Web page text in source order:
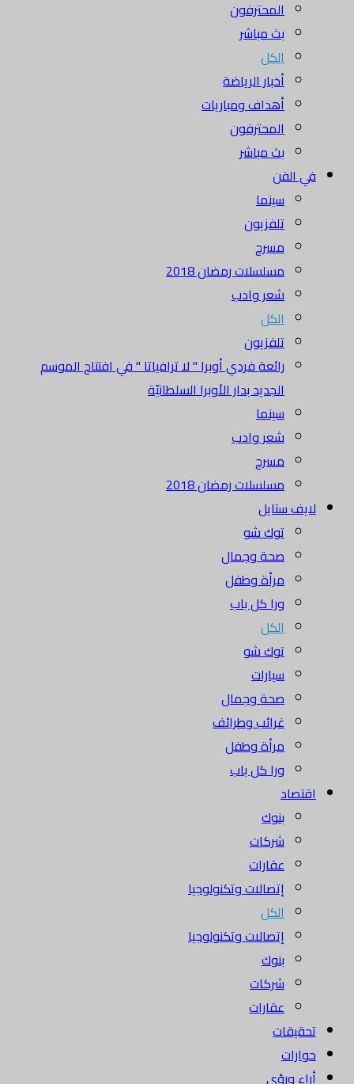
المحترفون
بث مباشر
الكل
أخبار الرياضة
أهداف ومباريات
المحترفون
بث مباشر
في الفن
سينما
تلفزيون
مسرح
مسلسلات رمضان 2018
شعر وادب
الكل
تلفزيون
رائعة فردي أوبرا " لا ترافياتا " في افتتاح الموسم
الجديد بدار الأوبرا السلطانيّة
سينما
شعر وادب
مسرح
مسلسلات رمضان 2018
لايف ستايل
توك شو
صحة وجمال
مرأة وطفل
ورا كل باب
الكل
توك شو
سيارات
صحة وجمال
غرائب وطرائف
مرأة وطفل
ورا كل باب
اقتصاد
بنوك
شركات
عقارات
إتصالات وتكنولوجيا
الكل
إتصالات وتكنولوجيا
بنوك
شركات
عقارات
تحقيقات
حوارات
أراء ورؤى